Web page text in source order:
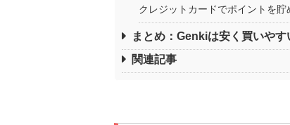
クレジットカードでポイントを貯
まとめ：Genkiは安く買いやす
関連記事